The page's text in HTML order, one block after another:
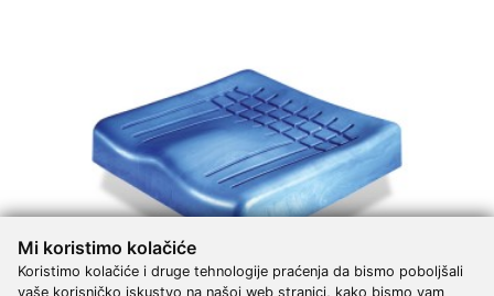
Mi koristimo kolačiće
Koristimo kolačiće i druge tehnologije praćenja da bismo poboljšali
vaše korisničko iskustvo na našoj web stranici, kako bismo vam